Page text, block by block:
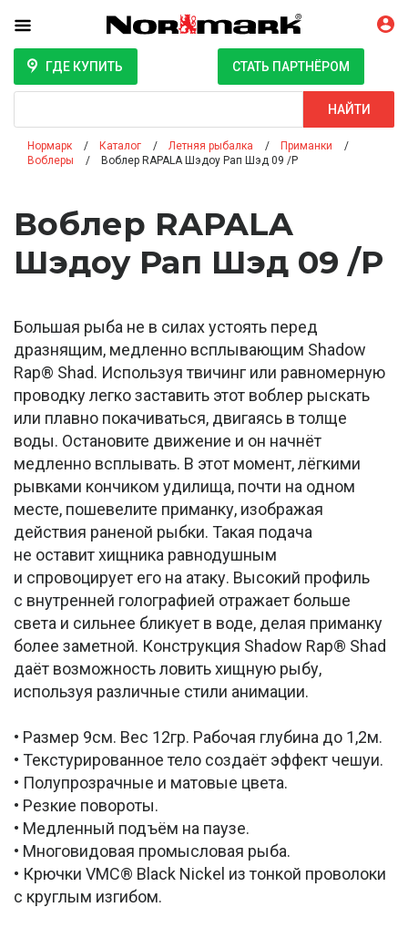
ГДЕ КУПИТЬ СТАТЬ ПАРТНЁРОМ
НАЙТИ
Нормарк Каталог Летняя рыбалка
Приманки
Воблеры
Воблер RAPALA Шэдоу Рап Шэд 09 /P
Воблер RAPALA
Шэдоу Рап Шэд 09 /P
Большая рыба не в силах устоять перед
дразнящим, медленно всплывающим Shadow
Rap® Shad. Используя твичинг или равномерную
проводку легко заставить этот воблер рыскать
или плавно покачиваться, двигаясь в толще
воды. Остановите движение и он начнёт
медленно всплывать. В этот момент, лёгкими
рывками кончиком удилища, почти на одном
месте, пошевелите приманку, изображая
действия раненой рыбки. Такая подача
не оставит хищника равнодушным
и спровоцирует его на атаку. Высокий профиль
с внутренней голографией отражает больше
света и сильнее бликует в воде, делая приманку
более заметной. Конструкция Shadow Rap® Shad
даёт возможность ловить хищную рыбу,
используя различные стили анимации.
• Размер 9см. Вес 12гр. Рабочая глубина до 1,2м.
• Текстурированное тело создаёт эффект чешуи.
• Полупрозрачные и матовые цвета.
• Резкие повороты.
• Медленный подъём на паузе.
• Многовидовая промысловая рыба.
• Крючки VMC® Black Nickel из тонкой проволоки
с круглым изгибом.